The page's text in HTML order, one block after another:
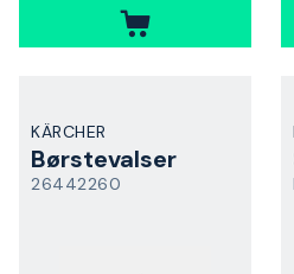
KÄRCHER
Børstevalser
26442260